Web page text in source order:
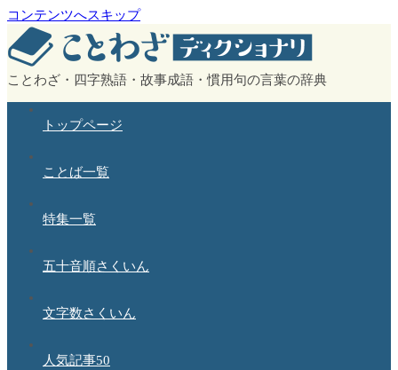
コンテンツへスキップ
ことわざ・四字熟語・故事成語・慣用句の言葉の辞典
トップページ
ことば一覧
特集一覧
五十音順さくいん
文字数さくいん
人気記事50